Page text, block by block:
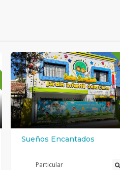
Sueños Encantados
Particular